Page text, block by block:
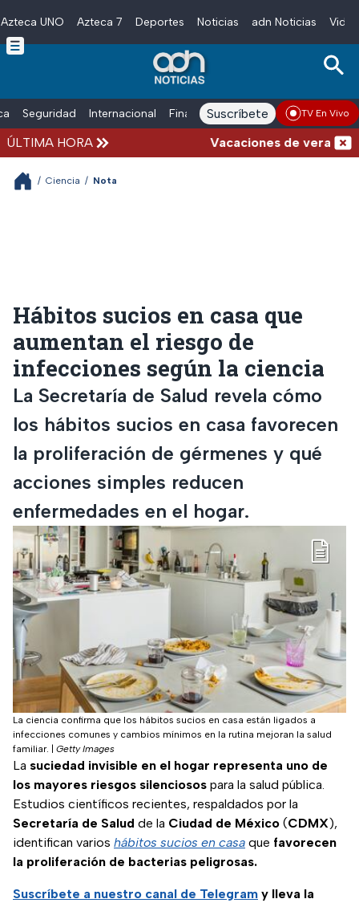
Skip to main content
Azteca UNO Azteca 7 Deportes Noticias adn Noticias
Seguridad Internacional Finanzas adn Noticias Radio
Suscríbete TV En Vivo
ÚLTIMA HORA Vacaciones de verano
/ Ciencia / Nota
Hábitos sucios en casa que
aumentan el riesgo de
infecciones según la ciencia
La Secretaría de Salud revela cómo
los hábitos sucios en casa favorecen
la proliferación de gérmenes y qué
acciones simples reducen
enfermedades en el hogar.
La ciencia confirma que los hábitos sucios en casa están ligados a
infecciones comunes y cambios mínimos en la rutina mejoran la salud
familiar.
Getty Images
La suciedad invisible en el hogar representa uno de
los mayores riesgos silenciosos para la salud pública.
Estudios científicos recientes, respaldados por la
Secretaría de Salud de la Ciudad de México (CDMX),
identifican varios hábitos sucios en casa que favorecen
la proliferación de bacterias peligrosas.
Suscríbete a nuestro canal de Telegram y lleva la